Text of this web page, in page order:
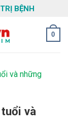
BỆNH
0
và những
và